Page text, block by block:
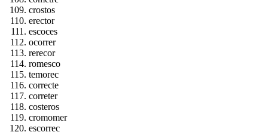
crostos
erector
escoces
ocorrer
rerecor
romesco
temorec
correcte
correter
costeros
cromomer
escorrec